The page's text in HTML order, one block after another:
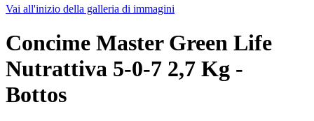
Vai all'inizio della galleria di immagini
Concime Master Green Life
Nutrattiva 5-0-7 2,7 Kg -
Bottos